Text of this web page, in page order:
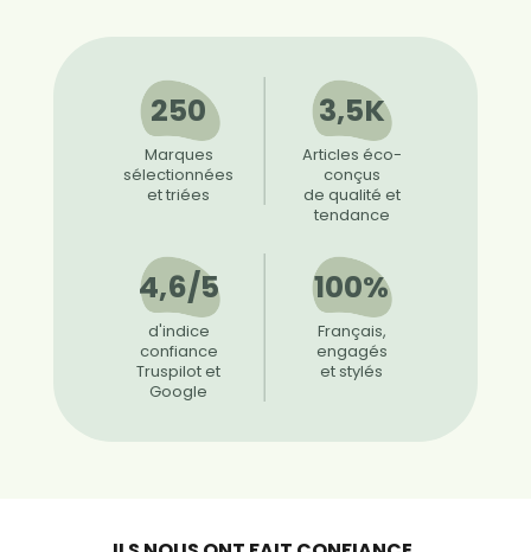
250
Marques
sélectionnées
et triées
3,5K
Articles éco-
conçus
de qualité et
tendance
4,6/5
d'indice
confiance
Truspilot et
Google
100%
Français,
engagés
et stylés